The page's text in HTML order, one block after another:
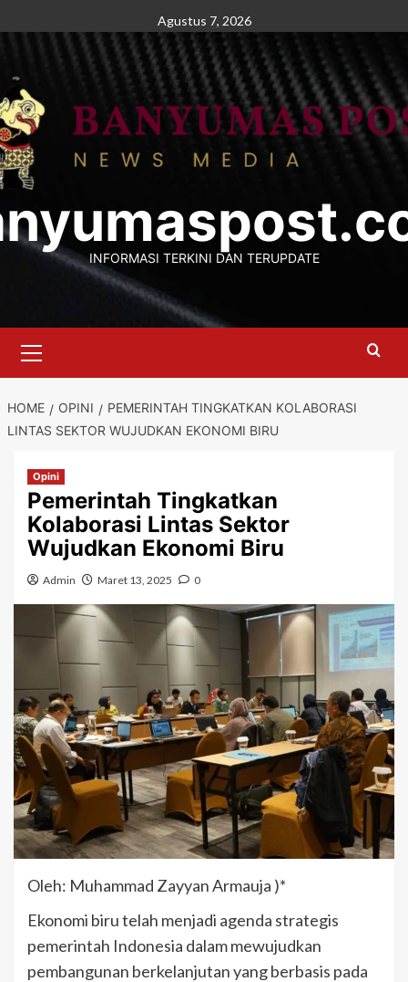
to
Agustus 7, 2026
INFORMASI TERKINI DAN TERUPDATE
Menu
HOME OPINI
PEMERINTAH TINGKATKAN KOLABORASI
LINTAS SEKTOR WUJUDKAN EKONOMI BIRU
Opini
Pemerintah Tingkatkan
Kolaborasi Lintas Sektor
Wujudkan Ekonomi Biru
Admin Maret 13, 2025 0
Oleh: Muhammad Zayyan Armauja )*
Ekonomi biru telah menjadi agenda strategis
pemerintah Indonesia dalam mewujudkan
pembangunan berkelanjutan yang berbasis pada